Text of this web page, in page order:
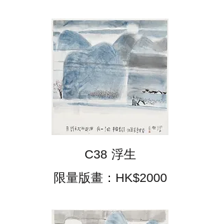
C38浮生
限量版畫：HK$2000